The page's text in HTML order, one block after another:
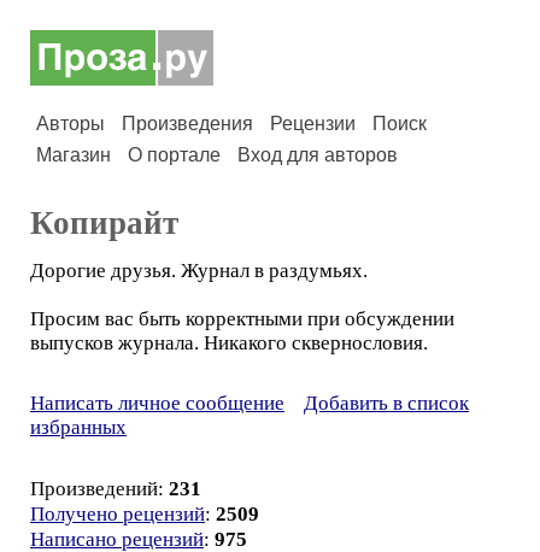
Авторы Произведения Рецензии
Поиск
Магазин
О портале Вход для авторов
Копирайт
Дорогие друзья. Журнал в раздумьях.
Просим вас быть корректными при обсуждении
выпусков журнала. Никакого сквернословия.
Написать личное сообщение
Добавить в список
избранных
Произведений: 231
Получено рецензий: 2509
Написано рецензий: 975